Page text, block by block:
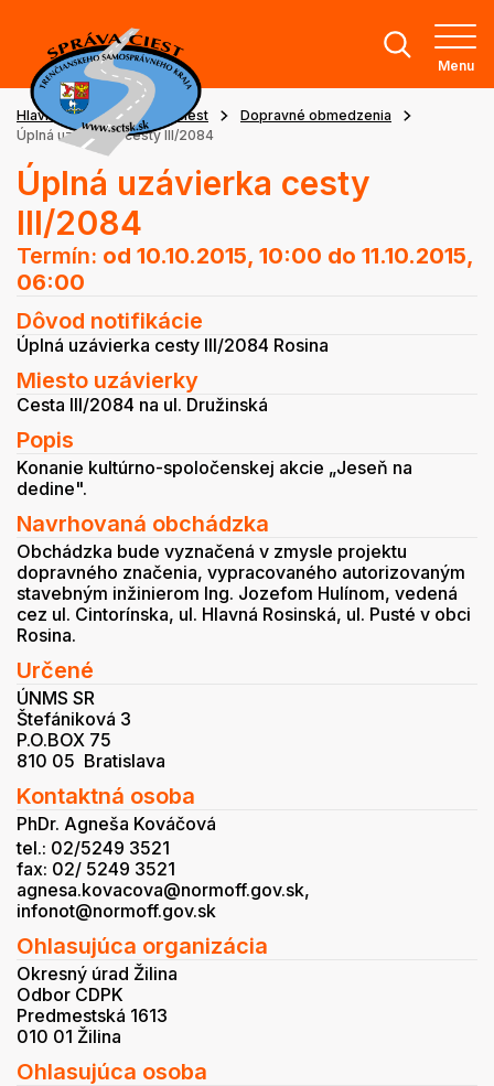
Menu
Hlavná stránka Stav ciest
Dopravné obmedzenia
Úplná uzávierka cesty III/2084
Úplná uzávierka cesty
III/2084
Termín: od 10.10.2015, 10:00 do 11.10.2015,
06:00
Dôvod notifikácie
Úplná uzávierka cesty III/2084 Rosina
Miesto uzávierky
Cesta III/2084 na ul. Družinská
Popis
Konanie kultúrno-spoločenskej akcie „Jeseň na
dedine".
Navrhovaná obchádzka
Obchádzka bude vyznačená v zmysle projektu
dopravného značenia, vypracovaného autorizovaným
stavebným inžinierom Ing. Jozefom Hulínom, vedená
cez ul. Cintorínska, ul. Hlavná Rosinská, ul. Pusté v obci
Rosina.
Určené
ÚNMS SR
Štefániková 3
P.O.BOX 75
810 05 Bratislava
Kontaktná osoba
PhDr. Agneša Kováčová
tel.: 02/5249 3521
fax: 02/ 5249 3521
agnesa.kovacova@normoff.gov.sk,
infonot@normoff.gov.sk
Ohlasujúca organizácia
Okresný úrad Žilina
Odbor CDPK
Predmestská 1613
010 01 Žilina
Ohlasujúca osoba